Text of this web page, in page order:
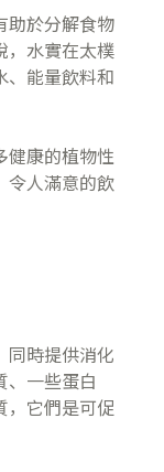
助於分解食物
，水實在太樸
、能量飲料和
健康的植物性
令人滿意的飲
同時提供消化
、一些蛋白
，它們是可促